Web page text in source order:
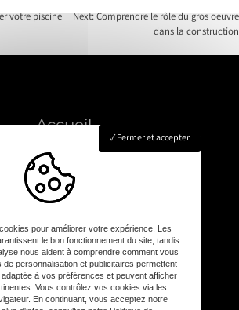
votre piscine
Next:Comprendre le rôle du gros oeuvre
dans la construction
Accueil
Construction
Rénovation
Dépannage
terrasse
Galerie
Contact
Fermer et accepter
pour améliorer votre expérience. Les
le bon fonctionnement du site, tandis
nous aident à comprendre comment vous
de personnalisation et publicitaires permettent
à vos préférences et peuvent afficher
Vous contrôlez vos cookies via les
En continuant, vous acceptez notre